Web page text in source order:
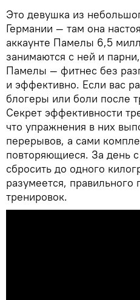
Это девушка из
Германии — там она
аккаунте Памелы 6,5
занимаются с ней и
Памелы — фитнес без
и эффективно. Если вас
блогеры или боли после
Секрет эффективности
что упражнения в них
перерывов, а сами
повторяющиеся. За день
сбросить до одного
разумеется, правильного
тренировок.